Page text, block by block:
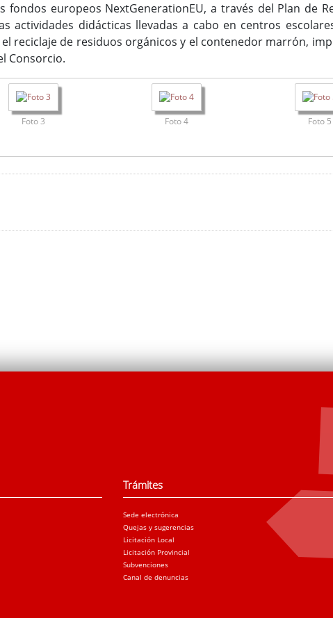
fondos europeos NextGenerationEU, a través del Plan de
actividades didácticas llevadas a cabo en centros
reciclaje de residuos orgánicos y el contenedor marrón,
Consorcio.
Foto 3 Foto 4 Foto 5
Trámites
Sede electrónica
Quejas y sugerencias
Licitación Local
Licitación Provincial
Subvenciones
Canal de denuncias